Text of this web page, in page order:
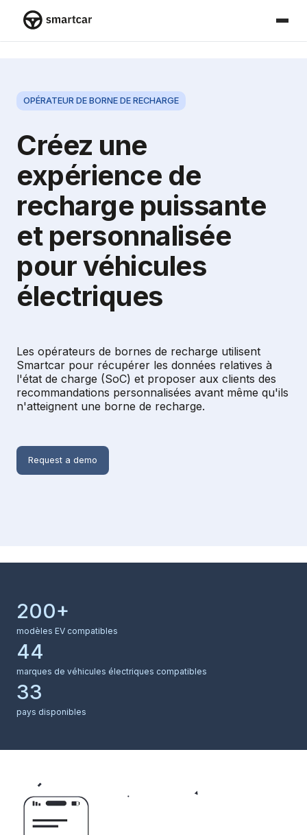
OPÉRATEUR DE BORNE DE RECHARGE
Créez une
expérience de
recharge puissante
et personnalisée
pour véhicules
électriques
Les opérateurs de bornes de recharge utilisent
Smartcar pour récupérer les données relatives à
l'état de charge (SoC) et proposer aux clients des
recommandations personnalisées avant même qu'ils
n'atteignent une borne de recharge.
Request a demo
200+
modèles EV compatibles
marques de véhicules électriques compatibles
33
pays disponibles